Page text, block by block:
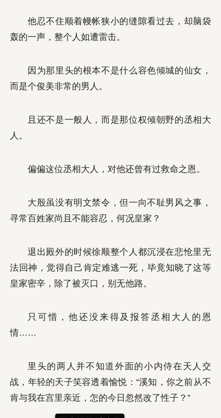
他忍不住顺着幔帐狭小的缝隙看过去，却脑袋
轰的一声，整个人如遭雷击。
因为那里头的根本不是什么容色倾城的仙女，
而是个俊美非常的男人。
且还不是一般人，而是那位权倾朝野的丞相大
人。
偏偏这位丞相大人，对他还曾有过救命之恩。
大殷虽没有明文禁令，但一向不耻男风之事，
寻常百姓家尚且不能容忍，何况皇家？
退出殿外的时候徐顺整个人都沉浸在悲怆里无
法回神，觉得自己肯定难逃一死，毕竟知晓了这等
皇家密辛，除了被灭口，别无他路。
只可惜，他还没来得及报答丞相大人的恩
情……
里头的两人并不知道外面的小内侍在天人交
战，年轻的天子笑容透着愉悦：“溪知，你之前从不
肯与我在宫里亲近，怎的今日忽然改了性子？”